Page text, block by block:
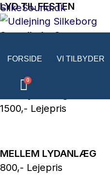
Gå
til
SilkeSound.dk
FORSIDE VI TILBYDER
LYD TIL FESTEN
Soundboks 3
1500,- Lejepris
MELLEM LYDANLÆG
800,- Lejepris